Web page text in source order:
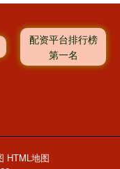
配资平台排行榜
第一名
HTML地图